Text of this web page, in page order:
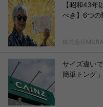
【昭和43年
べき】6つの
株式会社MURA
サイズ違い
簡単トング